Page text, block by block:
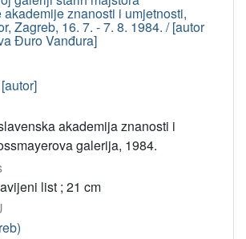
znanosti i umjetnosti,
Zagreb, 16. 7. - 7. 8. 1984. / [autor
Đuro Vanđura]
akademija znanosti i
galerija, 1984.
list ; 21 cm